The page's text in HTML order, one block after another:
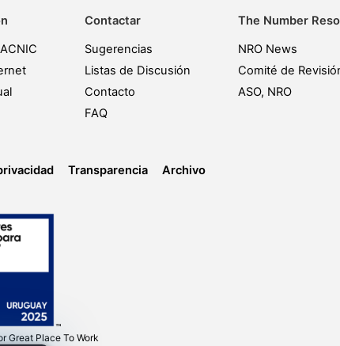
Contactar
Sugerencias
Listas de Discusión
Contacto
FAQ
The Number
NRO News
Comité de
ASO, NRO
Transparencia Archivo
Great Place To Work